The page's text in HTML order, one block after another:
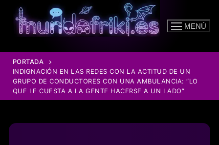
contenido
MENÚ
PORTADA
INDIGNACIÓN EN LAS REDES CON LA ACTITUD DE UN
GRUPO DE CONDUCTORES CON UNA AMBULANCIA: “LO
QUE LE CUESTA A LA GENTE HACERSE A UN LADO”